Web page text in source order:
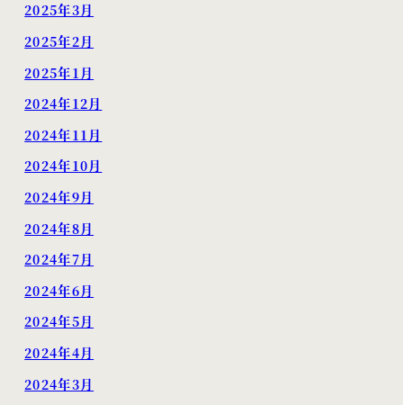
2025年3月
2025年2月
2025年1月
2024年12月
2024年11月
2024年10月
2024年9月
2024年8月
2024年7月
2024年6月
2024年5月
2024年4月
2024年3月